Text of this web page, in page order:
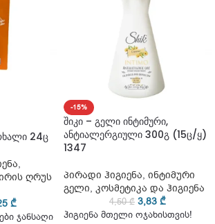
24ც
,
ღრუს
₾
ჯანსაღი
-15%
შიკი – გელი ინტიმური,
ანტიალერგიული 300გ (15ც/ყ)
1347
პირადი ჰიგიენა, ინტიმური
გელი, კოსმეტიკა და ჰიგიენა
4,50₾ 3,83 ₾
ჰიგიენა მთელი ოჯახისთვის!